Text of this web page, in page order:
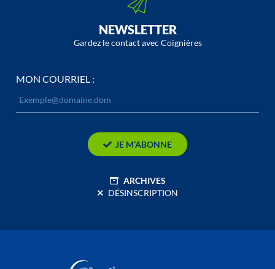
NEWSLETTER
Gardez le contact avec Coignières
MON COURRIEL :
JE M’ABONNE
ARCHIVES
DÉSINSCRIPTION